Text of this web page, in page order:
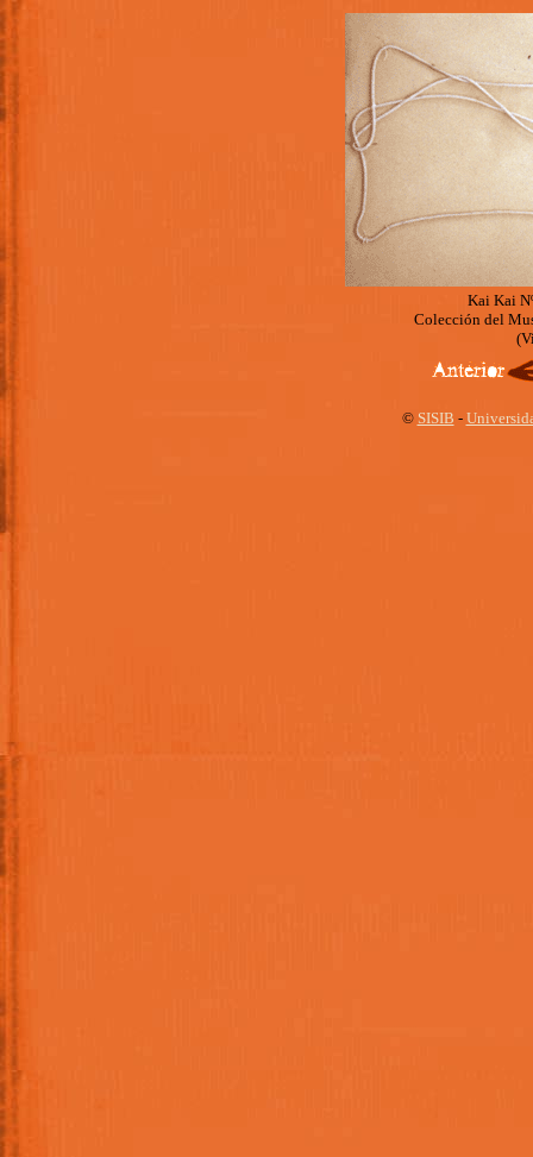
Kai Kai
Colección del
© SISIB -